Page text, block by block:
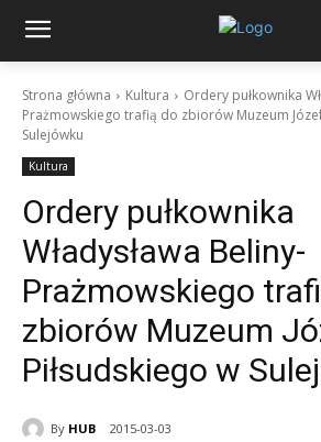
Strona główna Kultura
Ordery pułkownika
Prażmowskiego trafią do zbiorów Muzeum
Sulejówku
Kultura
Ordery pułkownika
Władysława Beliny-
Prażmowskiego
zbiorów Muzeum
Piłsudskiego w
By HUB 2015-03-03